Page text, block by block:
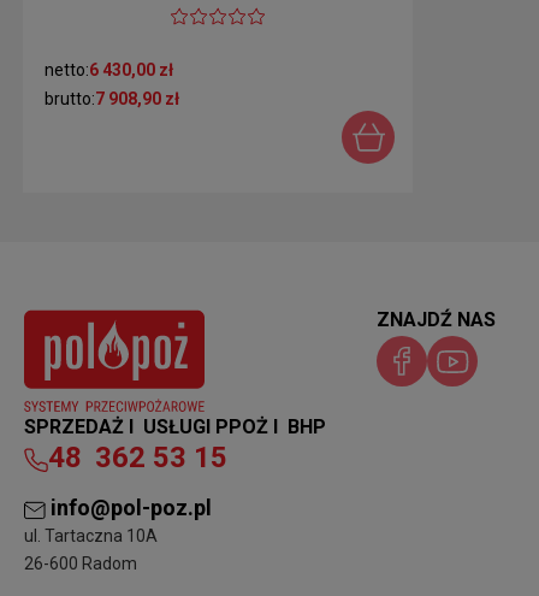
różne rozmiary
netto:6 430,00 zł
brutto:7 908,90 zł
SPRZEDAŻ I USŁUGI PPOŻ I BHP
48 362 53 15
info@pol-poz.pl
ul. Tartaczna 10A
26-600 Radom
ZNAJDŹ NAS